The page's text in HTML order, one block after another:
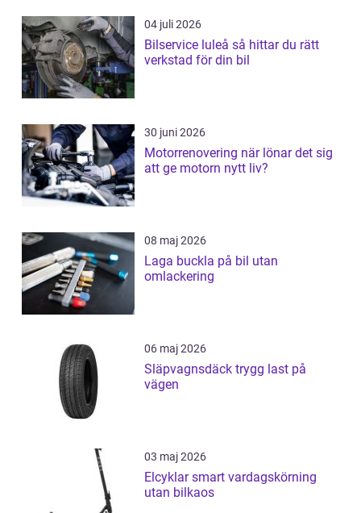
04 juli 2026
Bilservice luleå så hittar du rätt
verkstad för din bil
30 juni 2026
Motorrenovering när lönar det sig
att ge motorn nytt liv?
08 maj 2026
Laga buckla på bil utan
omlackering
06 maj 2026
Släpvagnsdäck trygg last på
vägen
03 maj 2026
Elcyklar smart vardagskörning
utan bilkaos